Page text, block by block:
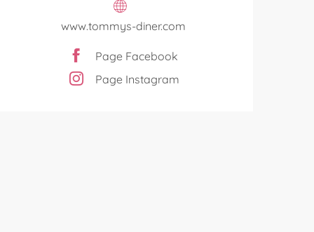
www.tommys-diner.com
Page Facebook
Page Instagram